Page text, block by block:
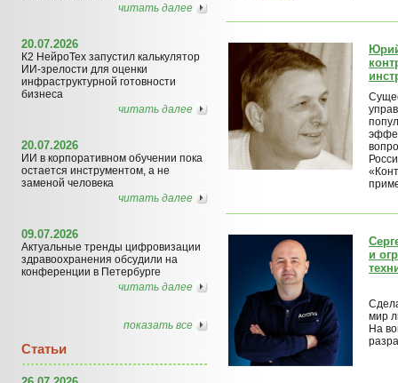
читать далее
20.07.2026
К2 НейроТех запустил калькулятор
ИИ-зрелости для оценки
инфраструктурной готовности
бизнеса
читать далее
20.07.2026
ИИ в корпоративном обучении пока
остается инструментом, а не
заменой человека
читать далее
09.07.2026
Актуальные тренды цифровизации
здравоохранения обсудили на
конференции в Петербурге
читать далее
показать все
Статьи
и
мир
На